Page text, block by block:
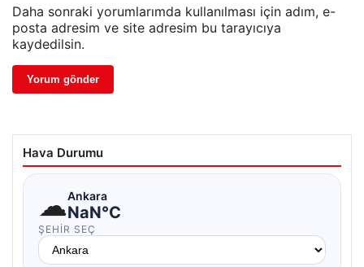
Daha sonraki yorumlarımda kullanılması için adım, e-
posta adresim ve site adresim bu tarayıcıya
kaydedilsin.
Hava Durumu
☁Ankara
NaN°C
ŞEHIR SEÇ